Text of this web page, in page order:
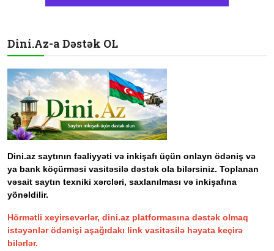
Dini.Az-a Dəstək OL
Dini.az saytının fəaliyyəti və inkişafı üçün onlayn ödəniş və
ya bank köçürməsi vasitəsilə dəstək ola bilərsiniz. Toplanan
vəsait saytın texniki xərcləri, saxlanılması və inkişafına
yönəldilir.
Hörmətli xeyirsevərlər, dini.az platformasına dəstək olmaq
istəyənlər ödənişi aşağıdakı link vasitəsilə həyata keçirə
bilərlər.